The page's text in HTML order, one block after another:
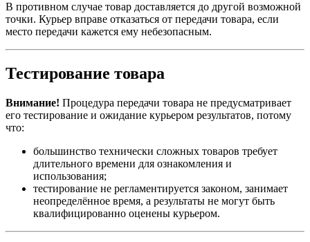
В противном случае товар доставляется до другой возможной
точки. Курьер вправе отказаться от передачи товара, если
место передачи кажется ему небезопасным.
Тестирование товара
Внимание! Процедура передачи товара не предусматривает
его тестирование и ожидание курьером результатов, потому
что:
большинство технически сложных товаров требует
длительного времени для ознакомления и
использования;
тестирование не регламентируется законом, занимает
неопределённое время, а результаты не могут быть
квалифицированно оценены курьером.